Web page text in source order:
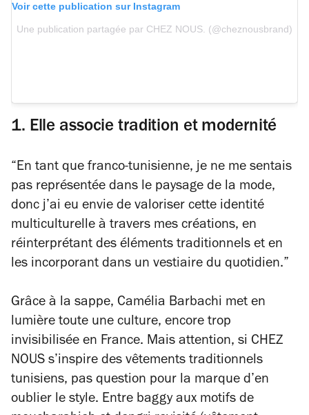
Voir cette publication sur Instagram
Une publication partagée par CHEZ NOUS. (@cheznousbrand)
1. Elle associe tradition et modernité
En tant que franco-tunisienne, je ne me sentais
pas représentée dans le paysage de la mode,
donc j’ai eu envie de valoriser cette identité
multiculturelle à travers mes créations, en
réinterprétant des éléments traditionnels et en
les incorporant dans un vestiaire du quotidien.”
Grâce à la sappe, Camélia Barbachi met en
lumière toute une culture, encore trop
invisibilisée en France. Mais attention, si CHEZ
NOUS s’inspire des vêtements traditionnels
tunisiens, pas question pour la marque d’en
oublier le style. Entre baggy aux motifs de